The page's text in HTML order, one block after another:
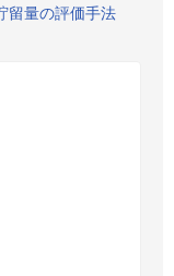
留量の評価手法